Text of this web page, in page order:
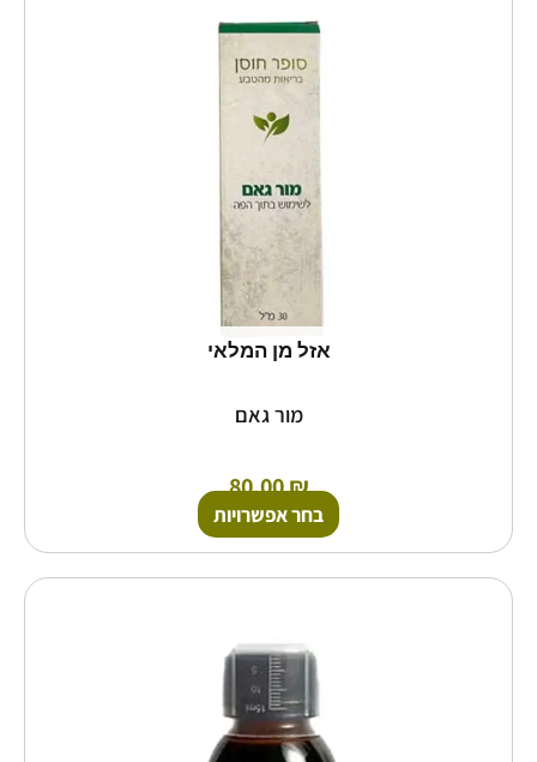
אזל מן המלאי
מור גאם
80.00₪
בחר אפשרויות
מספר
סוגים.
ניתן
לבחור
את
האפשרויות
בעמוד
המוצר
יש
מספר
סוגים.
ניתן
לבחור